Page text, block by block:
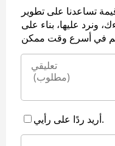
تساعدنا على تطوير
ونرد عليها، بناء على
أريد ردًا على رأيي.